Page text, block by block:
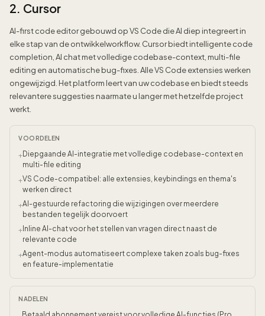
2. Cursor
AI-first code editor gebouwd op VS Code die AI diep integreert in
elke stap van de ontwikkelworkflow. Cursor biedt intelligente code
completion, AI chat met volledige codebase-context, multi-file
editing en automatische bug-fixes. Alle VS Code extensies werken
ongewijzigd. Het platform leert van uw codebase en biedt steeds
relevantere suggesties naarmate u langer met hetzelfde project
werkt.
VOORDELEN
+Diepgaande AI-integratie met volledige codebase-context en
multi-file editing
+VS Code-compatibel: alle extensies, keybindings en thema's
werken direct
+AI-gestuurde refactoring die wijzigingen over meerdere
bestanden tegelijk doorvoert
+ Inline AI-chat voor het stellen van vragen direct naast de
relevante code
+Agent-modus automatiseert complexe taken zoals bug-fixes
en feature-implementatie
NADELEN